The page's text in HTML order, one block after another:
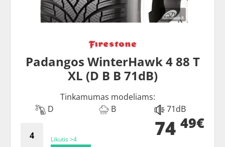
Padangos WinterHawk 4 88 T
XL (D B B 71dB)
Tinkamumas modeliams:
D
B 71dB
Likutis >4 74 49€